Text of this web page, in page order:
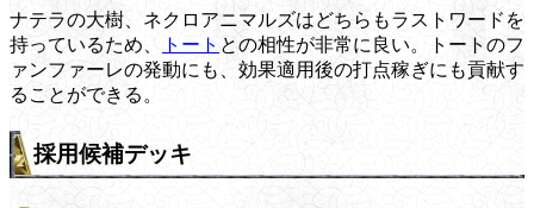
ナテラの大樹、ネクロアニマルズはどちらもラストワードを
持っているため、
トート との相性が非常に良い。トートのフ
ァンファーレの発動にも、効果適用後の打点稼ぎにも貢献す
ることができる。
採用候補デッキ